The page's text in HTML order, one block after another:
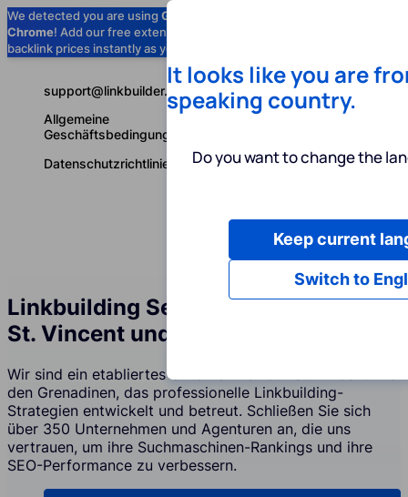
We detected you are using Google
Chrome! Add our free extension to check
backlink prices instantly as you browse.
Deutsch
support@linkbuilder.com
Allgemeine
Geschäftsbedingungen
Datenschutzrichtlinie
Linkbuilding Services Agentur auf
St. Vincent und den Grenadinen
Wir sind ein etabliertes Unternehmen auf St. Vincent und
den Grenadinen, das professionelle Linkbuilding-
Strategien entwickelt und betreut. Schließen Sie sich
über 350 Unternehmen und Agenturen an, die uns
vertrauen, um ihre Suchmaschinen-Rankings und ihre
SEO-Performance zu verbessern.
It looks like you are
speaking country.
Do you want to change the
Switch to
Keep current